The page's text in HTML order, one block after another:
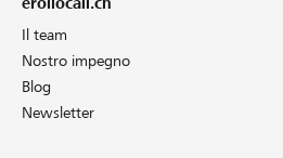
Il team
Nostro impegno
Blog
Newsletter